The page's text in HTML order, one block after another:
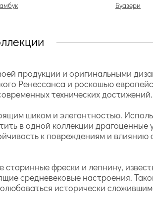
Буазери
продукции и оригинальными
Ренессанса и роскошью
технических достижений.
шиком и элегантностью.
в одной коллекции
к повреждениям и
фрески и лепнину,
средневековые настроения.
исторически